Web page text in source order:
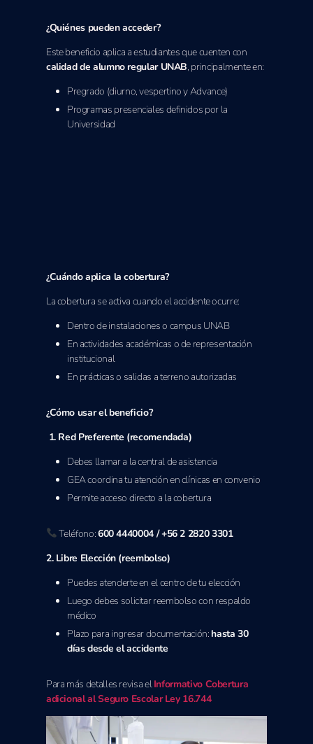
¿Quiénes pueden acceder?
Este beneficio aplica a estudiantes que cuenten con
calidad de alumno regular UNAB, principalmente en:
Pregrado (diurno, vespertino y Advance)
Programas presenciales definidos por la
Universidad
¿Cuándo aplica la cobertura?
La cobertura se activa cuando el accidente ocurre:
Dentro de instalaciones o campus UNAB
En actividades académicas o de representación
institucional
En prácticas o salidas a terreno autorizadas
¿Cómo usar el beneficio?
1. Red Preferente (recomendada)
Debes llamar a la central de asistencia
GEA coordina tu atención en clínicas en convenio
Permite acceso directo a la cobertura
Teléfono:600 4440004 / +56 2 2820 3301
2. Libre Elección (reembolso)
Puedes atenderte en el centro de tu elección
Luego debes solicitar reembolso con respaldo
médico
Plazo para ingresar documentación: hasta 30
días desde el accidente
Para más detalles revisa elInformativo Cobertura
adicional al Seguro Escolar Ley 16.744